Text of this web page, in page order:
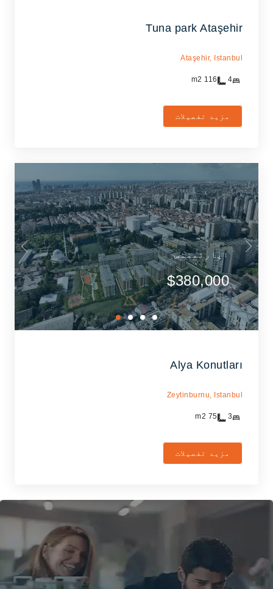
Tuna park Ataşehir
Ataşehir, Istanbul
4
116
مزید تفصیلات
اپارٹمنٹس
$380,000
Alya Konutları
Zeytinburnu, Istanbul
3
75
مزید تفصیلات